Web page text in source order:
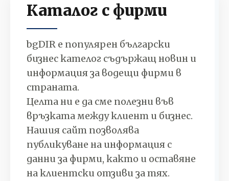
Каталог с фирми
bgDIR е популярен български
бизнес кателог съдържащ новин и
информация за водещи фирми в
страната.
Целта ни е да сме полезни във
връзката между клиент и бизнес.
Нашия сайт позволява
публикуване на информация с
данни за фирми, както и оставяне
на клиентски отзиви за тях.